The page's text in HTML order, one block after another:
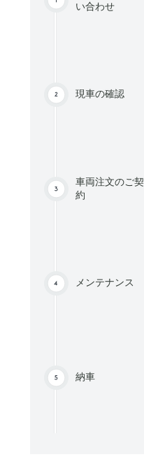
い合わせ
現車の確認
車両注文のご契
約
メンテナンス
納車